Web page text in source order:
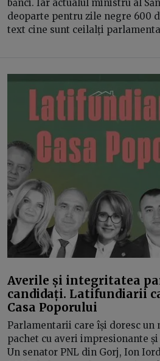
bănci. Iar actualul ministru al
deoparte pentru zile negre 600
text cine sunt ceilalți
Averile și integritatea
candidați. Latifundiarii
Casa Poporului
Parlamentarii care își doresc un
pachet cu averi impresionante
Un senator PNL din Gorj, Ion